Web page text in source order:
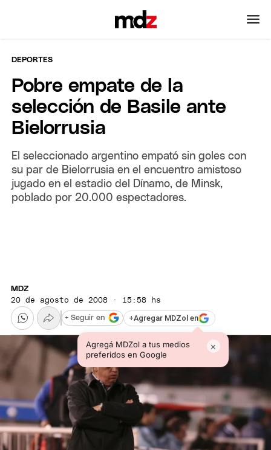
DEPORTES
Pobre empate de la
selección de Basile ante
Bielorrusia
El seleccionado argentino empató sin goles con
su par de Bielorrusia en el encuentro amistoso
jugado en el estadio del Dínamo, de Minsk,
poblado por 20.000 espectadores.
MDZ
20 de agosto de 2008 · 15:58 hs
+Agregar MDZol en
Agregá MDZol a tus medios
preferidos en Google
×
+ Seguir en